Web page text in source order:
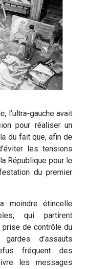
l’ultra-gauche avait
pour réaliser un
du fait que, afin de
les tensions
République pour le
du premier
moindre étincelle
qui partirent
de contrôle du
d’assauts
fréquent des
les messages